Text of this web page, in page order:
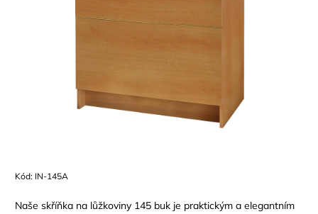
Kód: IN-145A
Naše skříňka na lůžkoviny 145 buk je praktickým a elegantním